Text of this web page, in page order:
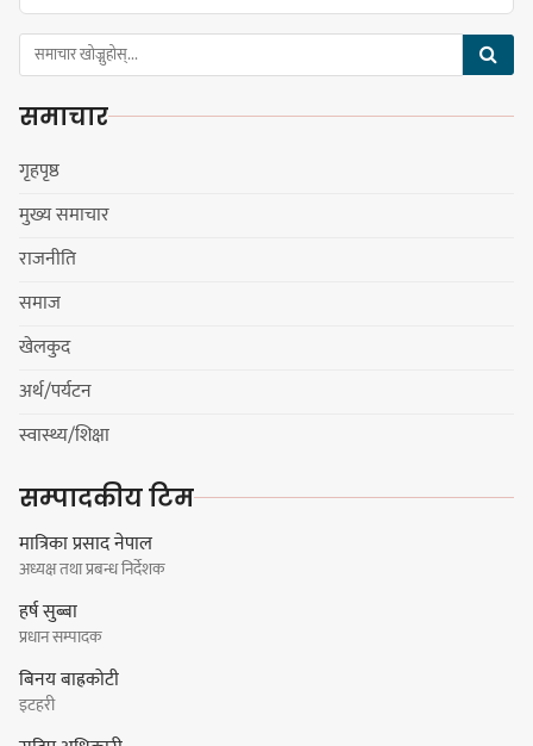
नेपाली काँग्रेस सभापति गगन थापालाई
सुनसरीका कार्यकर्ताको आग्रह
समाचार
गृहपृष्ठ
मुख्य समाचार
राजनीति
समाज
खेलकुद
अर्थ/पर्यटन
स्वास्थ्य/शिक्षा
सम्पादकीय टिम
मात्रिका प्रसाद नेपाल
अध्यक्ष तथा प्रबन्ध निर्देशक
हर्ष सुब्बा
प्रधान सम्पादक
बिनय बाह्रकोटी
इटहरी